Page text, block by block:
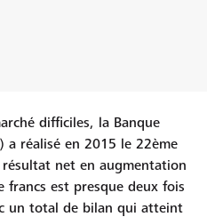
difficiles, la Banque
a réalisé en 2015 le 22ème
résultat net en augmentation
est presque deux fois
un total de bilan qui atteint